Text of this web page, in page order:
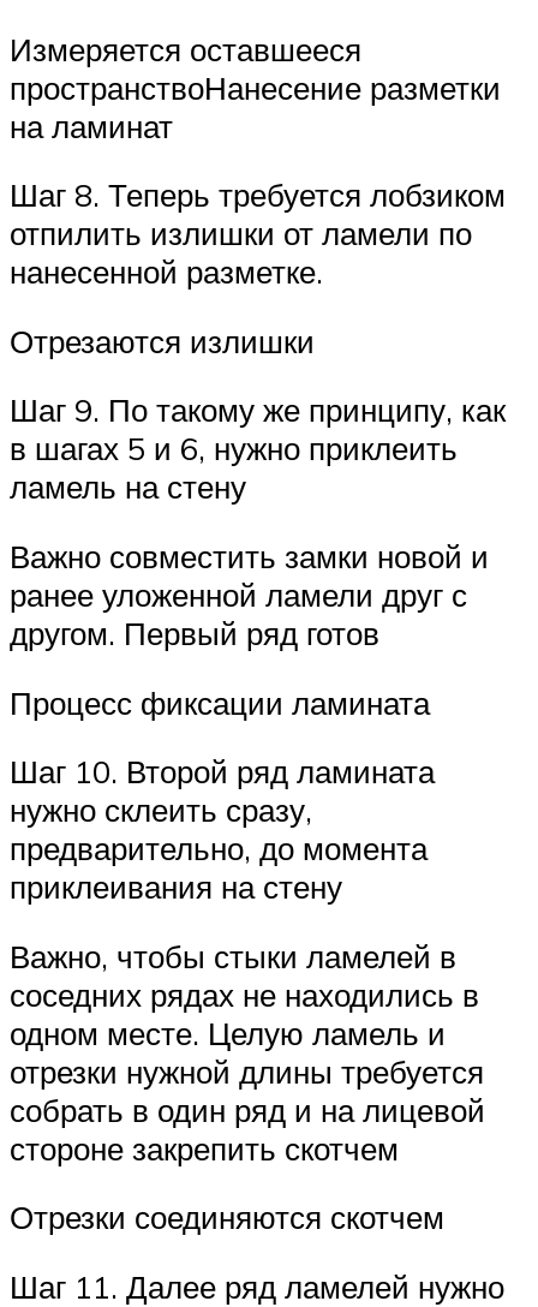
Измеряется оставшееся
пространствоНанесение разметки
на ламинат
Шаг 8. Теперь требуется лобзиком
отпилить излишки от ламели по
нанесенной разметке.
Отрезаются излишки
Шаг 9. По такому же принципу, как
в шагах 5 и 6, нужно приклеить
ламель на стену
Важно совместить замки новой и
ранее уложенной ламели друг с
другом. Первый ряд готов
Процесс фиксации ламината
Шаг 10. Второй ряд ламината
нужно склеить сразу,
предварительно, до момента
приклеивания на стену
Важно, чтобы стыки ламелей в
соседних рядах не находились в
одном месте. Целую ламель и
отрезки нужной длины требуется
собрать в один ряд и на лицевой
стороне закрепить скотчем
Отрезки соединяются скотчем
Шаг 11. Далее ряд ламелей нужно